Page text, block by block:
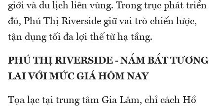
giới và du lịch liên vùng. Trong trục phát triển
đó, Phú Thị Riverside giữ vai trò chiến lược,
tận dụng tối đa lợi thế từ hạ tầng.
PHÚ THỊ RIVERSIDE - NẮM BẮT TƯƠNG
LAI VỚI MỨC GIÁ HÔM NAY
Tọa lạc tại trung tâm Gia Lâm, chỉ cách Hồ